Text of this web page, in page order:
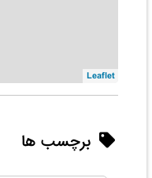
Leaflet
برچسب ها